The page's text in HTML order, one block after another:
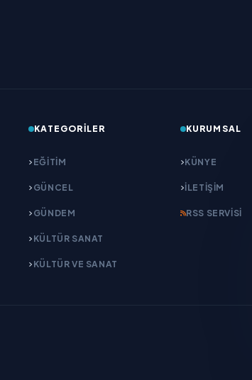
KATEGORILER
EĞITIM
GÜNCEL
GÜNDEM
KÜLTÜR SANAT
KÜLTÜR VE SANAT
KURUMSAL
KÜNYE
İLETIŞIM
RSS SERVISI